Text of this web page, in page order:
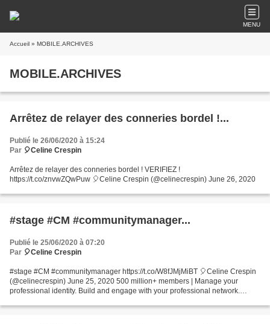
MENU
Accueil » MOBILE.ARCHIVES
MOBILE.ARCHIVES
Arrêtez de relayer des conneries bordel !...
Publié le 26/06/2020 à 15:24
Par 🎈Celine Crespin
Arrêtez de relayer des conneries bordel ! VERIFIEZ !
https://t.co/znvwZQwPuw 🎈Celine Crespin (@celinecrespin) June 26, 2020
#stage #CM #communitymanager...
Publié le 25/06/2020 à 07:20
Par 🎈Celine Crespin
#stage #CM #communitymanager https://t.co/W8fJMjMiBT 🎈Celine Crespin
(@celinecrespin) June 25, 2020 500 million+ members | Manage your
professional identity. Build and engage with your professional network.